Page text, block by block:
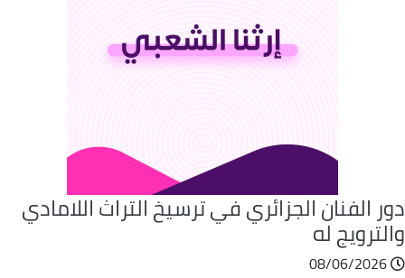
الفنان الجزائري في ترسيخ التراث اللامادي
له
08/06/2026